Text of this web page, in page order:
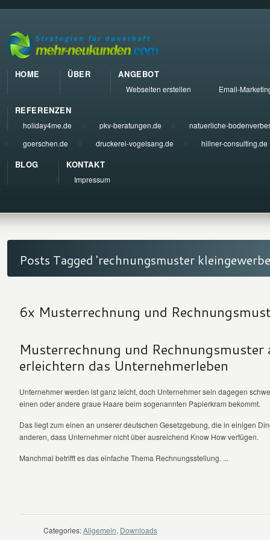
HOME ÜBER ANGEBOT
Webseiten erstellen Email-
REFERENZEN
holiday4me.de pkv-beratungen.de
natuerliche-
goerschen.de
druckerei-vogelsang.de hillner-consulting.de
BLOG KONTAKT
Impressum
Posts Tagged 'rechnungsmuster
6x Musterrechnung und
Musterrechnung und
erleichtern das Unternehmerleben
Unternehmer werden ist ganz leicht, doch Unternehmer sein dagegen
einen oder andere graue Haare beim sogenannten Papierkram bekommt.
Das liegt zum einen an unserer deutschen Gesetzgebung, die in einigen
anderen, dass Unternehmer nicht über ausreichend Know How verfügen.
Manchmal betrifft es das einfache Thema Rechnungsstellung. ...
Categories: Allgemein, Downloads